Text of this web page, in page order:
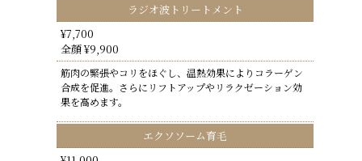
ラジオ波トリートメント
¥7,700
全顔 ¥9,900
筋肉の緊張やコリをほぐし、温熱効果によりコラーゲン
合成を促進。さらにリフトアップやリラクゼーション効
果を高めます。
エクソソーム育毛